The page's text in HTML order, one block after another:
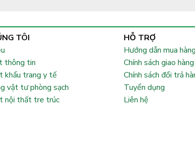
TÔI
thông tin
khẩu trang y tế
vật tư phòng sạch
nội thất tre trúc
HỖ TRỢ
Hướng dẫn mua hàng
Chính sách giao hàng
Chính sách đổi trả
Tuyển dụng
Liên hệ